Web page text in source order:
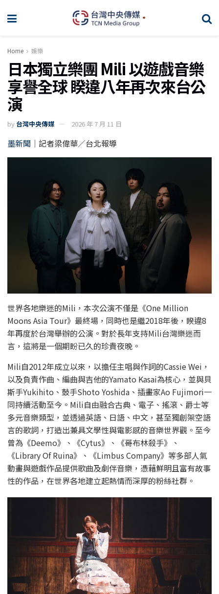
Home 娛樂
日本獨立樂團 Mili 以遊戲音樂
享譽全球 睽違八年再次來台公
演
by 台灣中央傳媒 2026 年 7 月 11 日
墨新聞 ｜記者梁偉華／台北報導
世界各地樂迷的Mili，本次公演不僅是《One Million
Moons Asia Tour》最終場，同時也是繼2018年後，睽違8
年再度於台灣舉辦的公演。對於長年支持Mili台灣樂迷而
言，這將是一個期盼已久的珍貴夜晚。
Mili自2012年成立以來，以擔任主唱與作詞的Cassie Wei，
以及負責作曲、編曲與吉他的Yamato Kasai為核心，並與貝
斯手Yukihito、鼓手Shoto Yoshida、插畫家Ao Fujimori一
同持續活動至今。Mili自由融合古典、電子、搖滾、爵士等
多元音樂類型，並透過英語、日語、中文，甚至獨創架空語
言的歌詞，打造出兼具文學性與電影感的音樂世界觀。至今
曾為《Deemo》、《Cytus》、《哥布林殺手》、
《Library Of Ruina》、《Limbus Company》等多部人氣
動畫與遊戲作品提供歌曲及劇伴音樂，憑藉鮮明且富有故事
性的作品，在世界各地建立起熱情而深厚的粉絲社群。